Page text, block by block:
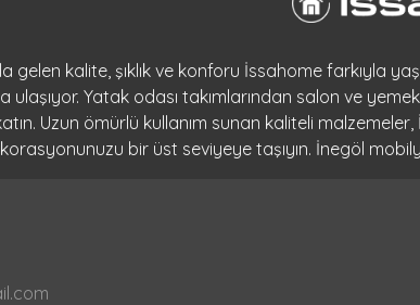
gelen kalite, şıklık ve konforu İssahome farkıyla
ulaşıyor. Yatak odası takımlarından salon ve
Uzun ömürlü kullanım sunan kaliteli
bir üst seviyeye taşıyın. İnegöl